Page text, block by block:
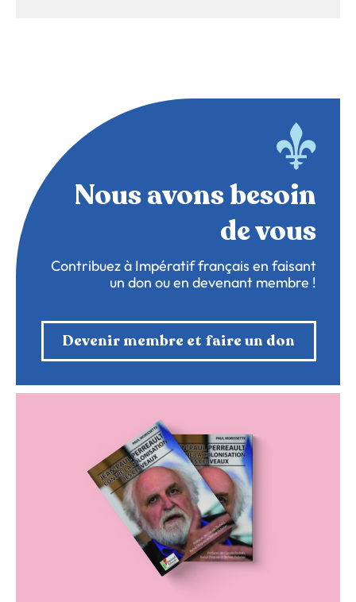
Nous avons besoin
de vous
Contribuez à Impératif français en faisant
un don ou en devenant membre !
Devenir membre et faire un don